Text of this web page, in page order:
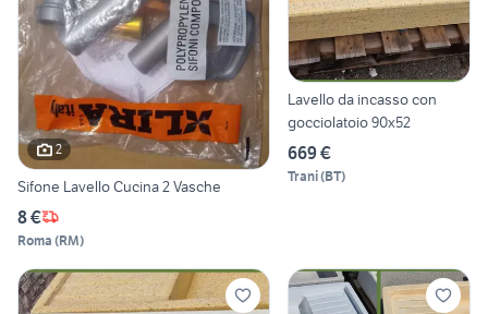
2
Sifone Lavello Cucina 2 Vasche
8 €
Roma (RM)
Lavello da incasso con
gocciolatoio 90x52
669 €
Trani(BT)